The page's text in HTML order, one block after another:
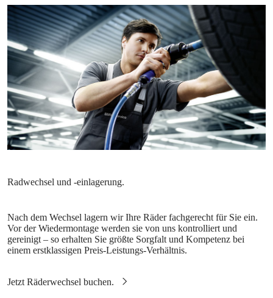
Nach dem Wechsel lagern wir Ihre Räder fachgerecht für Sie ein.
Vor der Wiedermontage werden sie von uns kontrolliert und
gereinigt – so erhalten Sie größte Sorgfalt und Kompetenz bei
einem erstklassigen Preis-Leistungs-Verhältnis.